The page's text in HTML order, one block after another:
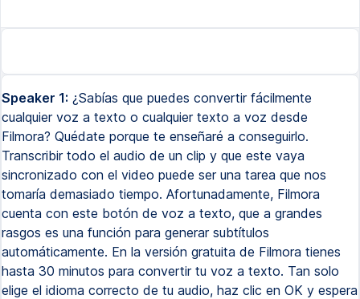
Speaker 1: ¿Sabías que puedes convertir fácilmente
cualquier voz a texto o cualquier texto a voz desde
Filmora? Quédate porque te enseñaré a conseguirlo.
Transcribir todo el audio de un clip y que este vaya
sincronizado con el video puede ser una tarea que nos
tomaría demasiado tiempo. Afortunadamente, Filmora
cuenta con este botón de voz a texto, que a grandes
rasgos es una función para generar subtítulos
automáticamente. En la versión gratuita de Filmora tienes
hasta 30 minutos para convertir tu voz a texto. Tan solo
elige el idioma correcto de tu audio, haz clic en OK y espera